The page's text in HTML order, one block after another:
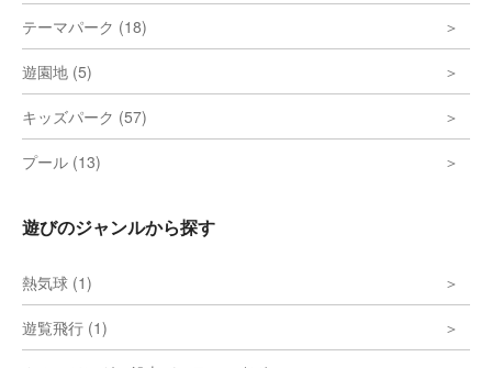
テーマパーク (18)
遊園地 (5)
キッズパーク (57)
プール (13)
遊びのジャンルから探す
熱気球 (1)
遊覧飛行 (1)